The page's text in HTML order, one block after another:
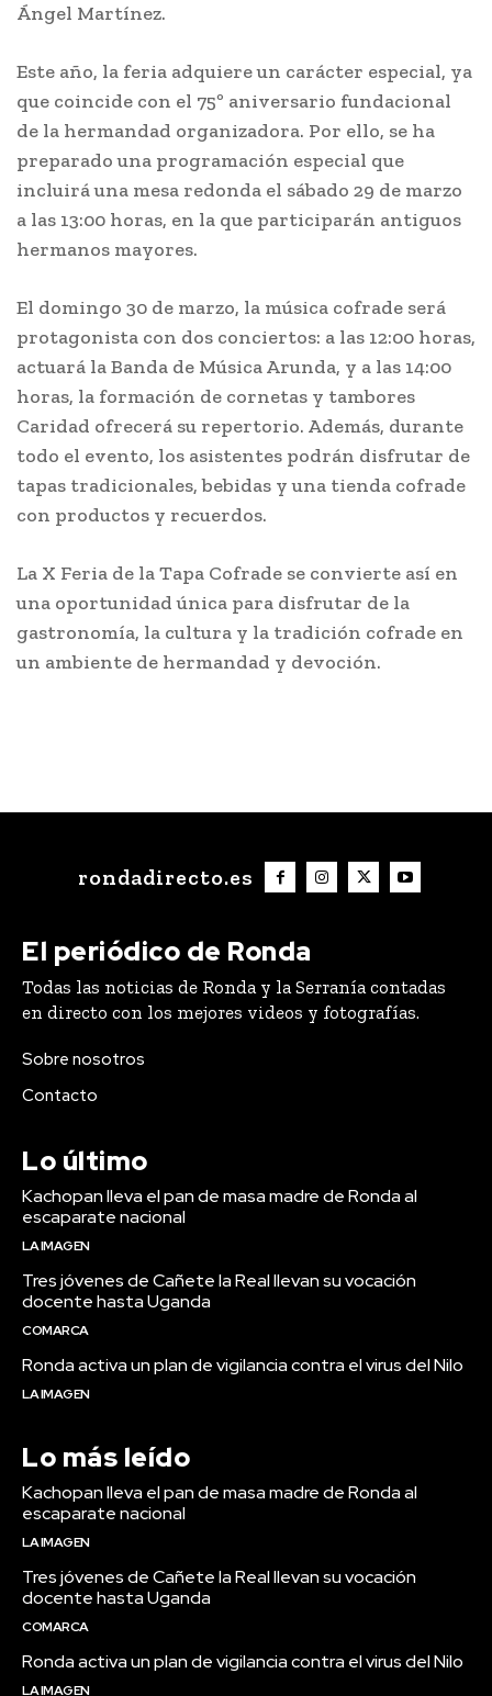
Ángel Martínez.
Este año, la feria adquiere un carácter especial, ya
que coincide con el 75º aniversario fundacional
de la hermandad organizadora. Por ello, se ha
preparado una programación especial que
incluirá una mesa redonda el sábado 29 de marzo
a las 13:00 horas, en la que participarán antiguos
hermanos mayores.
El domingo 30 de marzo, la música cofrade será
protagonista con dos conciertos: a las 12:00 horas,
actuará la Banda de Música Arunda, y a las 14:00
horas, la formación de cornetas y tambores
Caridad ofrecerá su repertorio. Además, durante
todo el evento, los asistentes podrán disfrutar de
tapas tradicionales, bebidas y una tienda cofrade
con productos y recuerdos.
La X Feria de la Tapa Cofrade se convierte así en
una oportunidad única para disfrutar de la
gastronomía, la cultura y la tradición cofrade en
un ambiente de hermandad y devoción.
rondadirecto.es
El periódico de Ronda
Todas las noticias de Ronda y la Serranía contadas
en directo con los mejores videos y fotografías.
Sobre nosotros
Contacto
Lo último
Kachopan lleva el pan de masa madre de Ronda al
escaparate nacional
LA IMAGEN
Tres jóvenes de Cañete la Real llevan su vocación
docente hasta Uganda
COMARCA
Ronda activa un plan de vigilancia contra el virus del Nilo
LA IMAGEN
Lo más leído
Kachopan lleva el pan de masa madre de Ronda al
escaparate nacional
LA IMAGEN
Tres jóvenes de Cañete la Real llevan su vocación
docente hasta Uganda
COMARCA
Ronda activa un plan de vigilancia contra el virus del Nilo
LA IMAGEN